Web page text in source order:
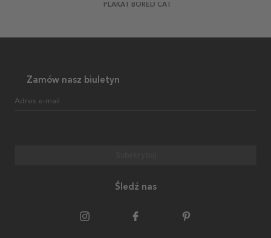
PLAKAT BORED CAT
Zamów nasz biuletyn
Adres e-mail
Śledź nas